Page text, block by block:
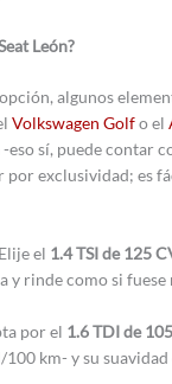
León?
algunos
Volkswagen Golfo el
eso sí, puede contar
por exclusividad; es
Elije el 1.4 TSI de 125
y rinde como si fuese
por el 1.6 TDI de
km- y su